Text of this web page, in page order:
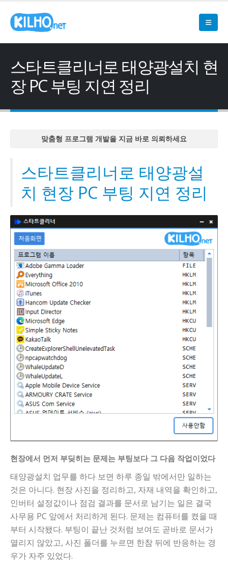
스타트클리너로 태양광설치 현
장 PC 부팅 지연 정리
맞춤형 프로그램 개발을 지금 바로 의뢰하세요
맞춤형 프로그램 개발을 지금 바로 의뢰하세요
맞춤형 프로그램 개발을 지금 바로 의뢰하세요
맞춤형 프로그램 개발을 지금 바로 의뢰하세요
스타트클리너로 태양광설
치 현장 PC 부팅 지연 정리
현장에서 먼저 부딪히는 문제는 부팅보다 그 다음 작업이었다
태양광설치 업무를 하다 보면 하루 종일 밖에서만 일하는
것은 아니다. 현장 사진을 정리하고, 자재 내역을 확인하고,
인버터 설정값이나 점검 결과를 문서로 남기는 일은 결국
사무용 PC 앞에서 처리하게 된다. 문제는 컴퓨터를 켰을 때
부터 시작됐다. 부팅이 끝난 것처럼 보여도 곧바로 문서가
열리지 않았고, 사진 폴더를 누르면 한참 뒤에 반응하는 경
우가 자주 있었다.